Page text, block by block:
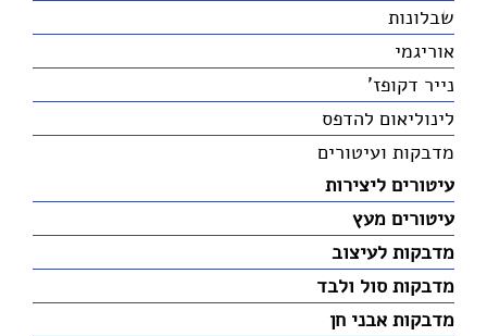
שבלונות
אוריגמי
נייר דקופז'
לינוליאום להדפס
מדבקות ועיטורים
עיטורים ליצירות
עיטורים מעץ
מדבקות לעיצוב
מדבקות סול ולבד
מדבקות אבני חן